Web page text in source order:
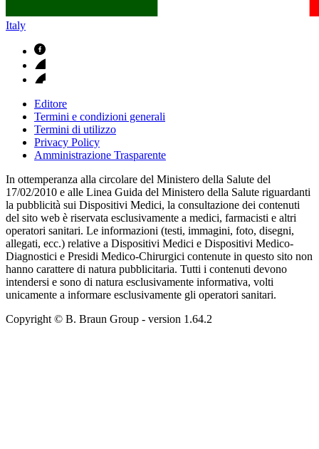
Italy
Editore
Termini e condizioni generali
Termini di utilizzo
Privacy Policy
Amministrazione Trasparente
In ottemperanza alla circolare del Ministero della Salute del
17/02/2010 e alle Linea Guida del Ministero della Salute riguardanti
la pubblicità sui Dispositivi Medici, la consultazione dei contenuti
del sito web è riservata esclusivamente a medici, farmacisti e altri
operatori sanitari. Le informazioni (testi, immagini, foto, disegni,
allegati, ecc.) relative a Dispositivi Medici e Dispositivi Medico-
Diagnostici e Presidi Medico-Chirurgici contenute in questo sito non
hanno carattere di natura pubblicitaria. Tutti i contenuti devono
intendersi e sono di natura esclusivamente informativa, volti
unicamente a informare esclusivamente gli operatori sanitari.
Copyright © B. Braun Group - version 1.64.2